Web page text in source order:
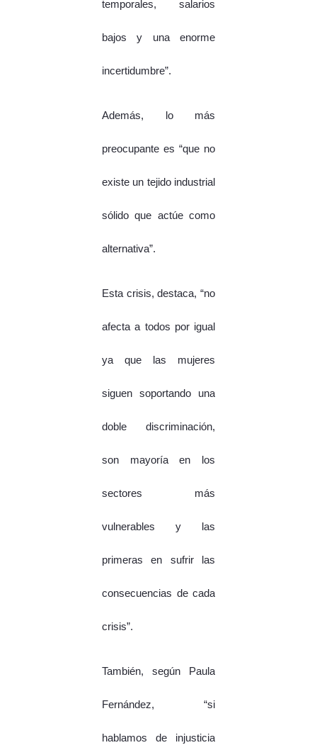
temporales, salarios
bajos y una enorme
incertidumbre”.
Además, lo más
preocupante es “que no
existe un tejido industrial
sólido que actúe como
alternativa”.
Esta crisis, destaca, “no
afecta a todos por igual
ya que las mujeres
siguen soportando una
doble discriminación,
son mayoría en los
sectores más
vulnerables y las
primeras en sufrir las
consecuencias de cada
crisis”.
También, según Paula
Fernández, “si
hablamos de injusticia